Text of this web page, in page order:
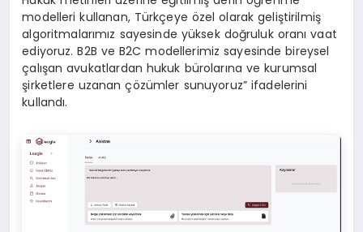
modelleri kullanan, Türkçeye özel olarak geliştirilmiş
algoritmalarımız sayesinde yüksek doğruluk oranı vaat
ediyoruz. B2B ve B2C modellerimiz sayesinde bireysel
çalışan avukatlardan hukuk bürolarına ve kurumsal
şirketlere uzanan çözümler sunuyoruz” ifadelerini
kullandı.